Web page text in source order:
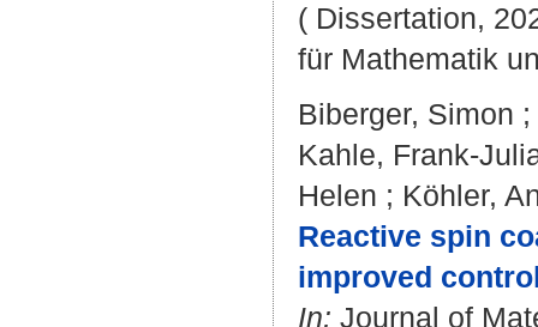
( Dissertation,
für Mathematik
Biberger, Simon ;
Kahle, Frank-
Helen ; Köhler,
Reactive spin
improved
In: Journal of